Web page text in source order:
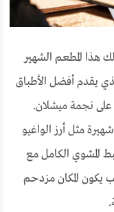
هذا المطعم الشهير
يقدم أفضل الأطباق
على نجمة ميشلان.
مثل أرز الواغيو
المشوي الكامل مع
يكون المكان مزدحم